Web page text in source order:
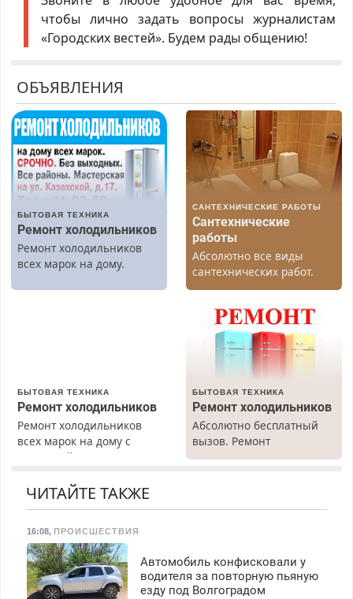
чтобы лично задать вопросы журналистам
«Городских вестей». Будем рады общению!
ОБЪЯВЛЕНИЯ
БЫТОВАЯ ТЕХНИКА
Ремонт холодильников
Ремонт холодильников
всех марок на дому.
САНТЕХНИЧЕСКИЕ РАБОТЫ
Сантехнические
работы
Абсолютно все виды
сантехнических работ.
Быстро. Качественно.
БЫТОВАЯ ТЕХНИКА
Ремонт холодильников
Ремонт холодильников
всех марок на дому с
гарантией. Замена
Недорого. Без выходных.
БЫТОВАЯ ТЕХНИКА
Ремонт холодильников
Абсолютно бесплатный
вызов. Ремонт
холодильников всех
ЧИТАЙТЕ ТАКЖЕ
16:08, ПРОИСШЕСТВИЯ
Автомобиль конфисковали у
водителя за повторную пьяную
езду под Волгоградом